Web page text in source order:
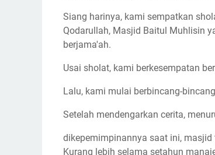
Siang harinya, kami sempatkan
Qodarullah, Masjid Baitul Muhlisin
berjama'ah.
Usai sholat, kami berkesempatan
Lalu, kami mulai berbincang-
Setelah mendengarkan cerita,
dikepemimpinannya saat ini, masjid
Kurang lebih selama setahun